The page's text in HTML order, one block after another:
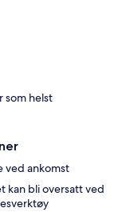
som helst
ved ankomst
kan bli oversatt ved